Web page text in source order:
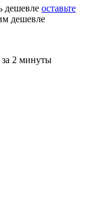
дешевле оставьте
дешевле
2 минуты